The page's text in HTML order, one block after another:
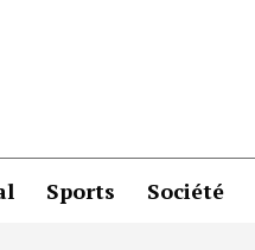
Sports Société